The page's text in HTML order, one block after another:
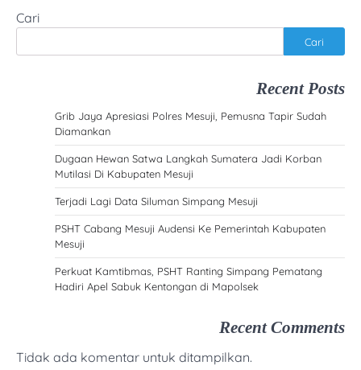
Cari
Cari
Recent Posts
Grib Jaya Apresiasi Polres Mesuji, Pemusna Tapir Sudah
Diamankan
Dugaan Hewan Satwa Langkah Sumatera Jadi Korban
Mutilasi Di Kabupaten Mesuji
Terjadi Lagi Data Siluman Simpang Mesuji
PSHT Cabang Mesuji Audensi Ke Pemerintah Kabupaten
Mesuji
Perkuat Kamtibmas, PSHT Ranting Simpang Pematang
Hadiri Apel Sabuk Kentongan di Mapolsek
Recent Comments
Tidak ada komentar untuk ditampilkan.